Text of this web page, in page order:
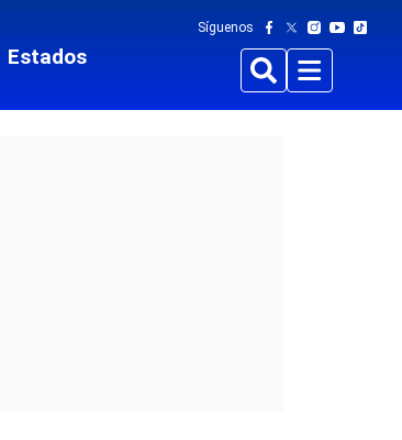
Estados
Síguenos
BuscarMenu